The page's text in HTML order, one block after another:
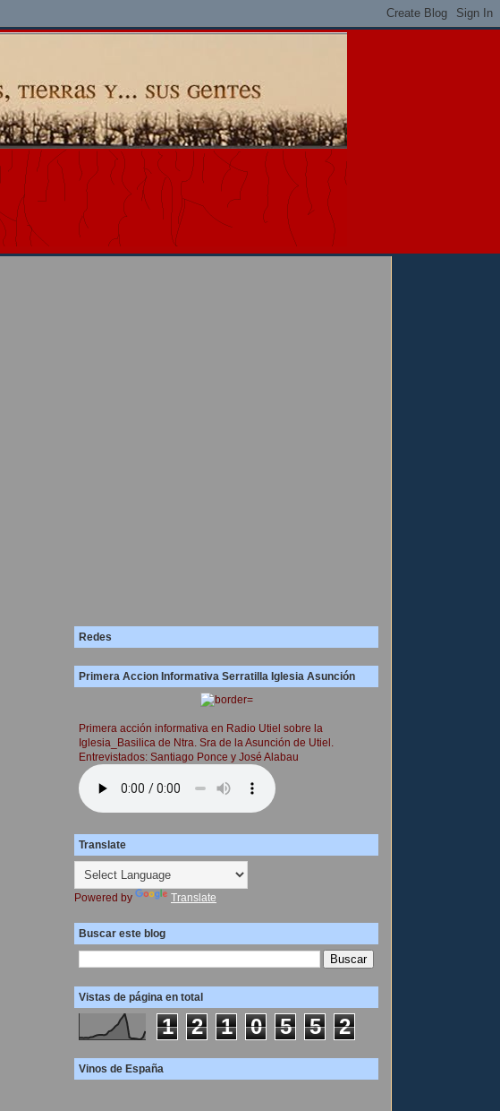
Redes
Primera Accion Informativa Serratilla Iglesia Asunción
Primera acción informativa en Radio Utiel sobre la
Iglesia_Basilica de Ntra. Sra de la Asunción de Utiel.
Entrevistados: Santiago Ponce y José Alabau
Translate
Powered by Translate
Buscar este blog
Vistas de página en total
1 2 1 0 5 5 2
Vinos de España